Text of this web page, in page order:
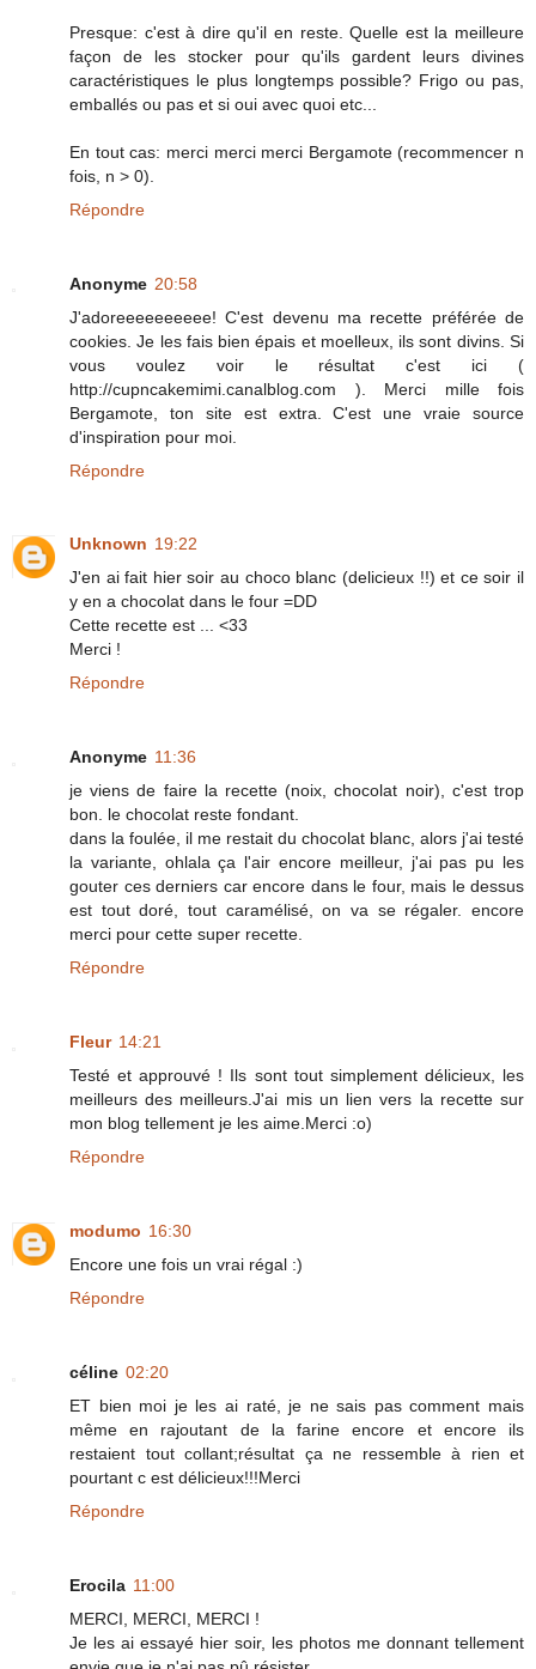
Presque: c'est à dire qu'il en reste. Quelle est la meilleure
façon de les stocker pour qu'ils gardent leurs divines
caractéristiques le plus longtemps possible? Frigo ou pas,
emballés ou pas et si oui avec quoi etc...
En tout cas: merci merci merci Bergamote (recommencer n
fois, n > 0).
Répondre
Anonyme 20:58
J'adoreeeeeeeeee! C'est devenu ma recette préférée de
cookies. Je les fais bien épais et moelleux, ils sont divins. Si
vous voulez voir le résultat c'est ici (
http://cupncakemimi.canalblog.com ). Merci mille fois
Bergamote, ton site est extra. C'est une vraie source
d'inspiration pour moi.
Répondre
Unknown 19:22
J'en ai fait hier soir au choco blanc (delicieux !!) et ce soir il
y en a chocolat dans le four =DD
Cette recette est ... <33
Merci !
Répondre
Anonyme 11:36
je viens de faire la recette (noix, chocolat noir), c'est trop
bon. le chocolat reste fondant.
dans la foulée, il me restait du chocolat blanc, alors j'ai testé
la variante, ohlala ça l'air encore meilleur, j'ai pas pu les
gouter ces derniers car encore dans le four, mais le dessus
est tout doré, tout caramélisé, on va se régaler. encore
merci pour cette super recette.
Répondre
Fleur 14:21
Testé et approuvé ! Ils sont tout simplement délicieux, les
meilleurs des meilleurs.J'ai mis un lien vers la recette sur
mon blog tellement je les aime.Merci :o)
Répondre
modumo 16:30
Encore une fois un vrai régal :)
Répondre
céline 02:20
ET bien moi je les ai raté, je ne sais pas comment mais
même en rajoutant de la farine encore et encore ils
restaient tout collant;résultat ça ne ressemble à rien et
pourtant c est délicieux!!!Merci
Répondre
Erocila 11:00
MERCI, MERCI, MERCI !
Je les ai essayé hier soir, les photos me donnant tellement